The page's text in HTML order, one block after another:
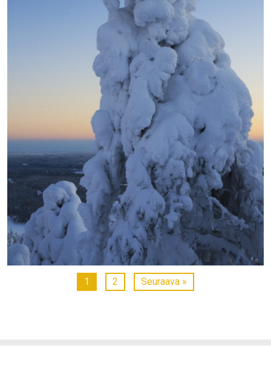
1 2 Seuraava »